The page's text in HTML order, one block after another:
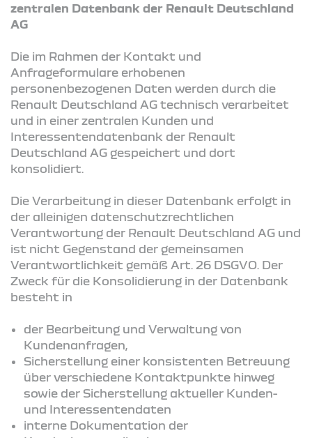
zentralen Datenbank der Renault Deutschland
AG
Die im Rahmen der Kontakt und
Anfrageformulare erhobenen
personenbezogenen Daten werden durch die
Renault Deutschland AG technisch verarbeitet
und in einer zentralen Kunden und
Interessentendatenbank der Renault
Deutschland AG gespeichert und dort
konsolidiert.
Die Verarbeitung in dieser Datenbank erfolgt in
der alleinigen datenschutzrechtlichen
Verantwortung der Renault Deutschland AG und
ist nicht Gegenstand der gemeinsamen
Verantwortlichkeit gemäß Art. 26 DSGVO. Der
Zweck für die Konsolidierung in der Datenbank
besteht in
der Bearbeitung und Verwaltung von
Kundenanfragen,
Sicherstellung einer konsistenten Betreuung
über verschiedene Kontaktpunkte hinweg
sowie der Sicherstellung aktueller Kunden-
und Interessentendaten
interne Dokumentation der